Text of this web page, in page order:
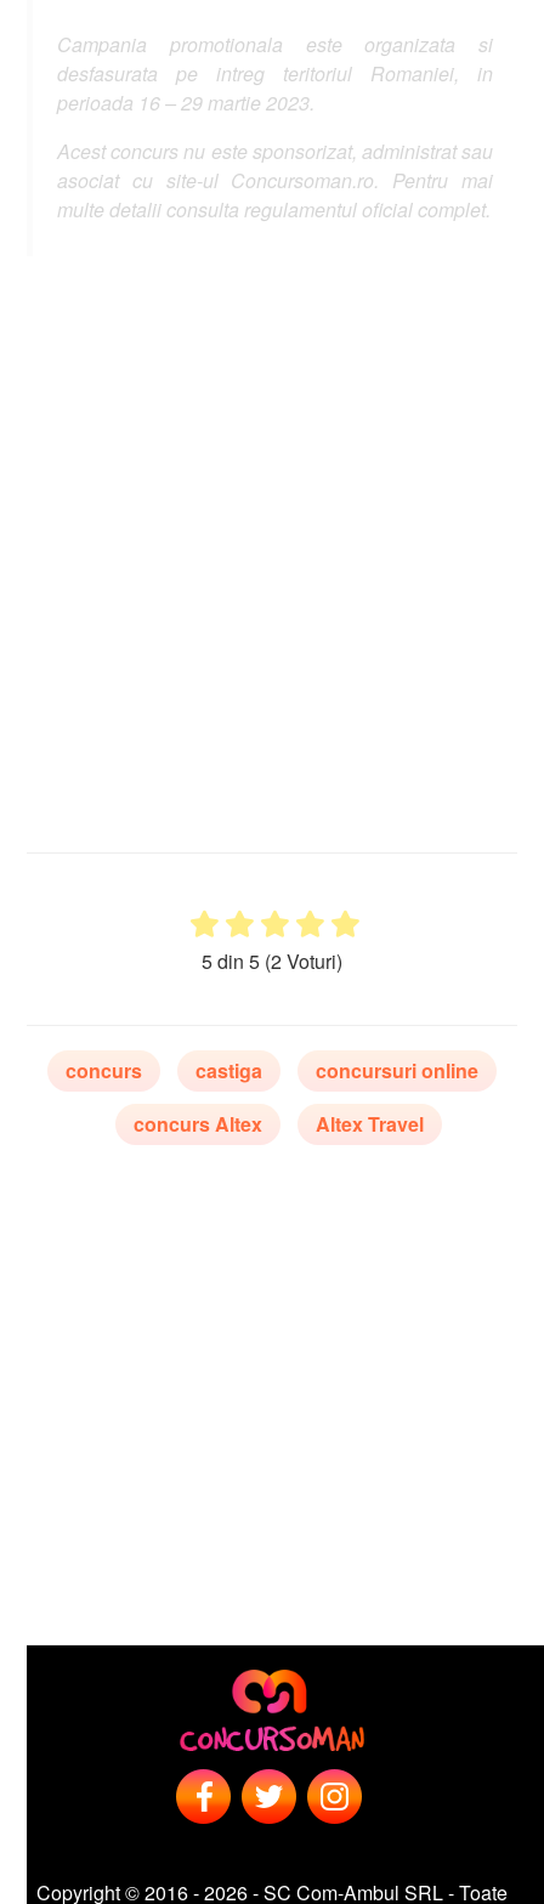
Campania promotionala este organizata si
desfasurata pe intreg teritoriul Romaniei, in
perioada 16 – 29 martie 2023.
Acest concurs nu este sponsorizat, administrat sau
asociat cu site-ul Concursoman.ro. Pentru mai
multe detalii consulta regulamentul oficial complet.
5 din 5(2 Voturi)
concurs castiga
concursuri online
concurs Altex
Altex Travel
Copyright © 2016 - 2026 - SC Com-Ambul SRL - Toate